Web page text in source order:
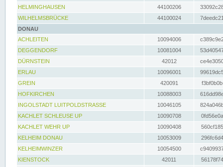
HELMINGHAUSEN
44100206
WILHELMSBRÜCKE
44100024
DONAU
ACHLEITEN
10094006
DEGGENDORF
10081004
DÜRNSTEIN
42012
ERLAU
10096001
GREIN
420091
HOFKIRCHEN
10088003
INGOLSTADT LUITPOLDSTRASSE
10046105
KACHLET SCHLEUSE UP
10090708
KACHLET WEHR UP
10090408
KELHEIM DONAU
10053009
KELHEIMWINZER
10054500
KIENSTOCK
42011